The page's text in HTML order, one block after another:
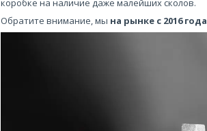
коробке на наличие даже малейших сколов.
Обратите внимание, мы на рынке с 2016 года